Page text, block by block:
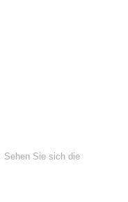
Sehen Sie sich die